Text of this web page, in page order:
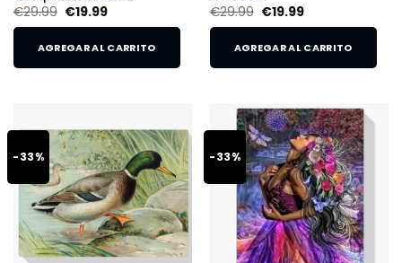
€29.99 €19.99
AGREGAR AL CARRITO
€29.99 €19.99
AGREGAR AL CARRITO
-33% -33%